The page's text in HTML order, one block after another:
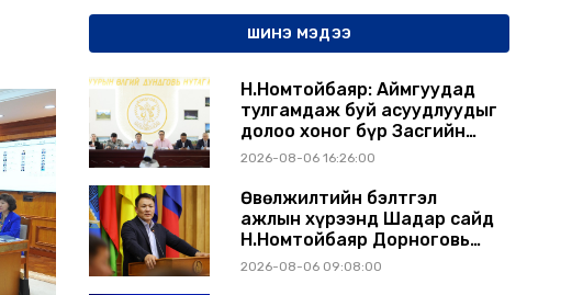
ШИНЭ МЭДЭЭ
Н.Номтойбаяр: Аймгуудад
тулгамдаж буй асуудлуудыг
долоо хоног бүр Засгийн
газрын хуралдаанд
2026-08-06 16:26:00
Өвөлжилтийн бэлтгэл
ажлын хүрээнд Шадар сайд
Н.Номтойбаяр Дорноговь
аймагт ажиллав
2026-08-06 09:08:00